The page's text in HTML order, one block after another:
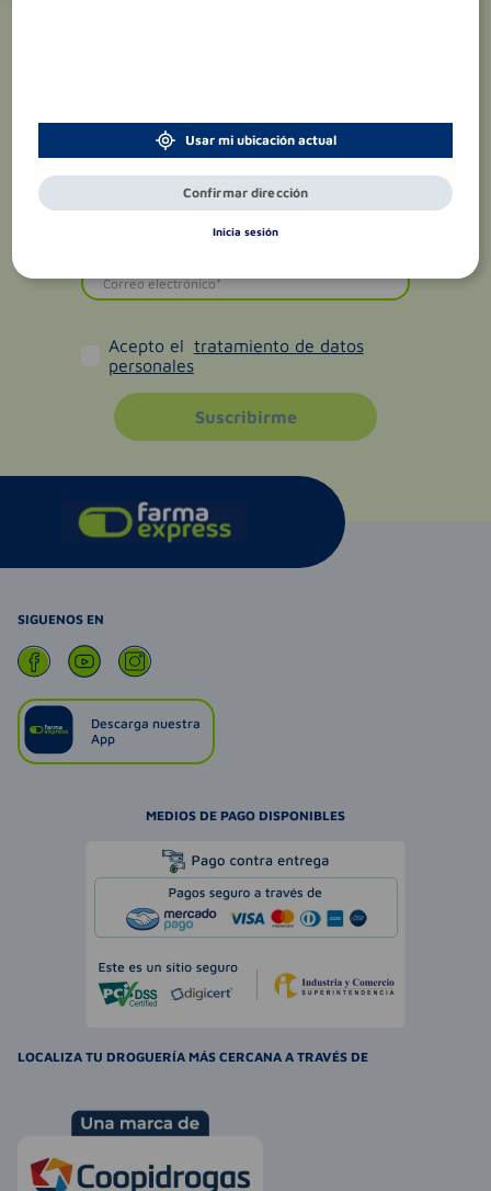
Acepto el tratamiento de datos
personales
Suscribirme
SIGUENOS EN
Descarga nuestra
App
MEDIOS DE PAGO DISPONIBLES
LOCALIZA TU DROGUERÍA MÁS CERCANA A TRAVÉS DE
Usar mi ubicación actual
Confirmar dirección
Inicia sesión